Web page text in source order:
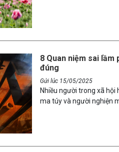
8 Quan niệm sai lầm
đúng
Gửi lúc 15/05/2025
Nhiều người trong xã hội
ma túy và người nghiện